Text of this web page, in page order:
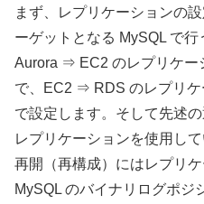
まず、レプリケーションの
ーゲットとなる MySQL で行
Aurora ⇒ EC2 のレプリケー
で、EC2 ⇒ RDS のレプリ
で設定します。そして先述
レプリケーションを使用し
再開（再構成）にはレプリ
MySQL のバイナリログポジ